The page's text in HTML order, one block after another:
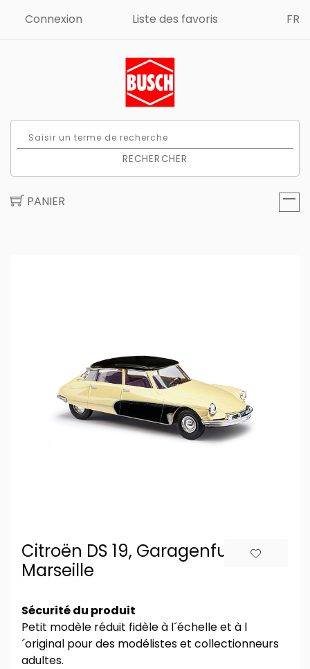
Connexion Liste des favoris FR
RECHERCHER
PANIER
Citroën DS 19, Garagenfund in
Marseille
Sécurité du produit
Petit modèle réduit fidèle à l´échelle et à l
´original pour des modélistes et collectionneurs
adultes.